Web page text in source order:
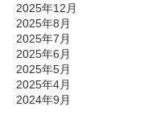
2025年12月
2025年8月
2025年7月
2025年6月
2025年5月
2025年4月
2024年9月